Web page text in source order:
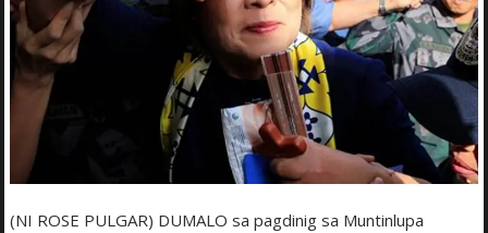
(NI ROSE PULGAR) DUMALO sa pagdinig sa Muntinlupa